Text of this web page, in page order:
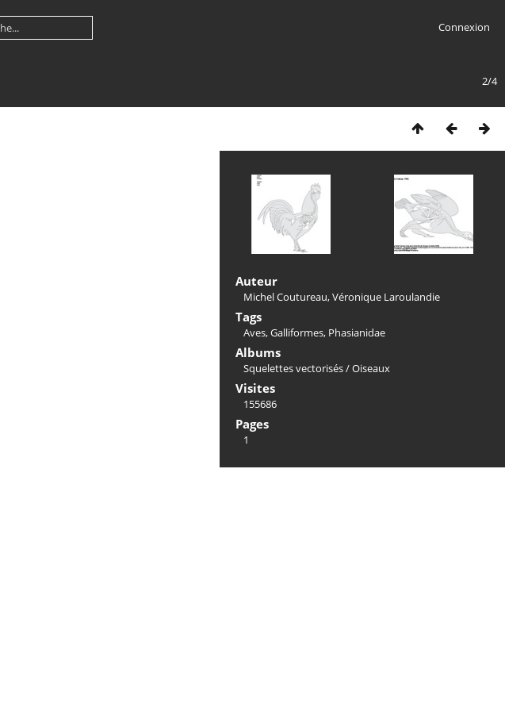
Connexion
2/4
Auteur
Michel Coutureau, Véronique Laroulandie
Tags
Aves,Galliformes, Phasianidae
Albums
Squelettes vectorisés/Oiseaux
Visites
155686
Pages
1